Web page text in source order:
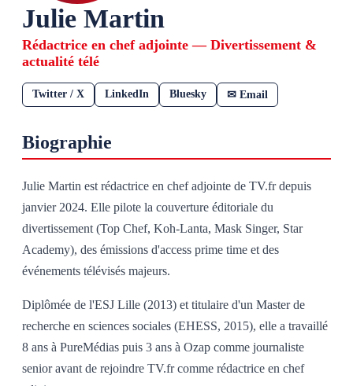
Julie Martin
Rédactrice en chef adjointe — Divertissement &
actualité télé
Twitter / X LinkedIn Bluesky ✉ Email
Biographie
Julie Martin est rédactrice en chef adjointe de TV.fr depuis
janvier 2024. Elle pilote la couverture éditoriale du
divertissement (Top Chef, Koh-Lanta, Mask Singer, Star
Academy), des émissions d'access prime time et des
événements télévisés majeurs.
Diplômée de l'ESJ Lille (2013) et titulaire d'un Master de
recherche en sciences sociales (EHESS, 2015), elle a travaillé
8 ans à PureMédias puis 3 ans à Ozap comme journaliste
senior avant de rejoindre TV.fr comme rédactrice en chef